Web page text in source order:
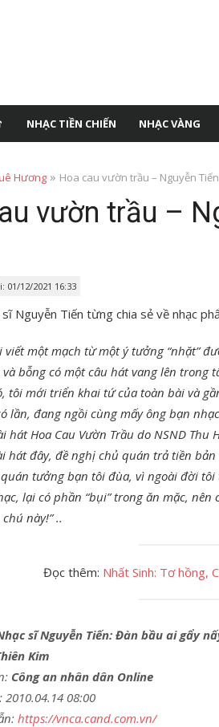
NHẠC TIỀN CHIẾN NHẠC VÀNG
Hương » Hoa cau vườn trầu – Nguyễn Tiến
vườn trầu –
01/12/2021 16:33
sĩ Nguyễn Tiến từng chia sẻ về nhạc
viết một mạch từ một ý tưởng “nhặt”
và bỗng có một câu hát vang lên trong
tôi mới triển khai tứ của toàn bài và
lần, đang ngồi cùng mấy ông bạn
hát Hoa Cau Vườn Trầu do NSND
hát đây, đề nghị chủ quán trả tiền
tưởng bạn tôi đùa, vì ngoài đời
lại có phần “bụi” trong ăn mặc, nên
này!” ..
Đọc thêm: Nhất Sinh: Tơ hồng,
sĩ Nguyễn Tiến: Đàn bầu ai gẩy
Kim
Công an nhân dân Online
2010.04.14 08:00
https://vnca.cand.com.vn/